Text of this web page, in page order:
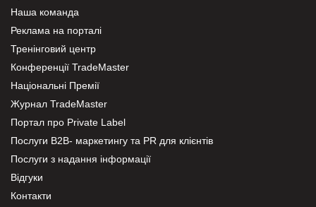
Наша команда
Реклама на порталі
Тренінговий центр
Конференції TradeMaster
Національні Премії
Журнал TradeMaster
Портал про Private Label
Послуги В2В- маркетингу та PR для клієнтів
Послуги з надання інформації
Відгуки
Контакти